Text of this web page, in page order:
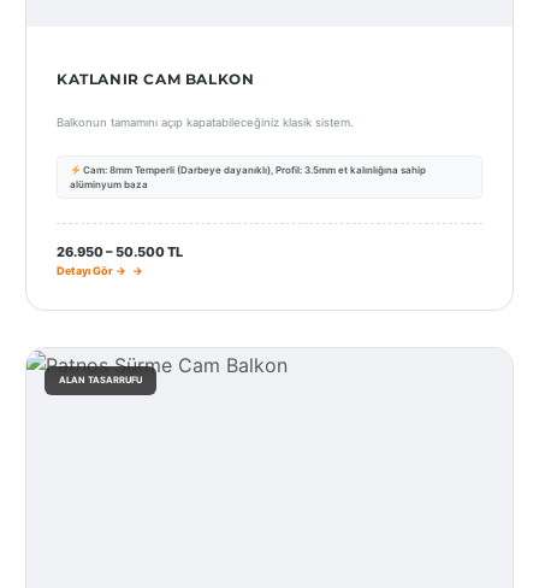
KATLANIR CAM BALKON
Balkonun tamamını açıp kapatabileceğiniz klasik sistem.
Cam: 8mm Temperli (Darbeye dayanıklı), Profil: 3.5mm et kalınlığına sahip
alüminyum baza
26.950 – 50.500 TL
Detayı Gör →
ALAN TASARRUFU